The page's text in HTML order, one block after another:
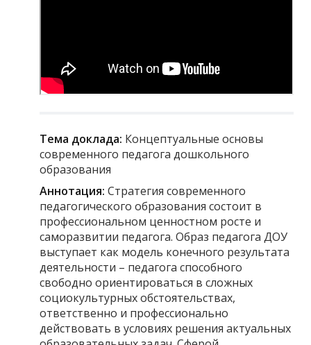
Тема доклада: Концептуальные основы
современного педагога дошкольного
образования
Аннотация: Стратегия современного
педагогического образования состоит в
профессиональном ценностном росте и
саморазвитии педагога. Образ педагога ДОУ
выступает как модель конечного результата
деятельности – педагога способного
свободно ориентироваться в сложных
социокультурных обстоятельствах,
ответственно и профессионально
действовать в условиях решения актуальных